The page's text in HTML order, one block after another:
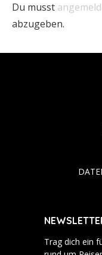
Du musst
abzugeben.
Trag dich ein